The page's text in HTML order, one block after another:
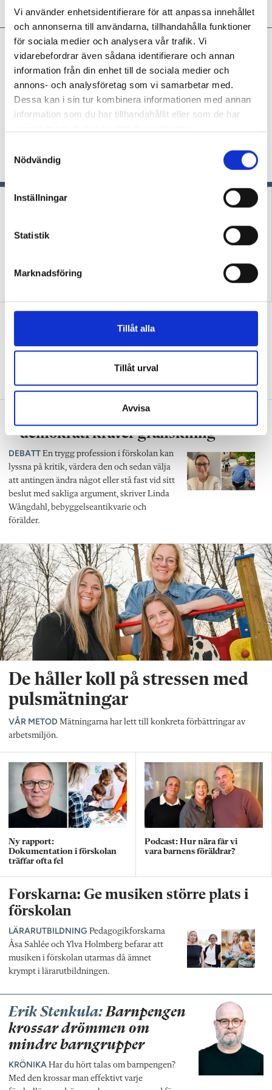
Vi använder enhetsidentifierare för att anpassa innehållet
och annonserna till användarna, tillhandahålla funktioner
för sociala medier och analysera vår trafik. Vi
vidarebefordrar även sådana identifierare och annan
information från din enhet till de sociala medier och
annons- och analysföretag som vi samarbetar med.
Dessa kan i sin tur kombinera informationen med annan
information som du har tillhandahållit eller som de har
Nödvändig
Inställningar
Statistik
Marknadsföring
Tillåt alla
Tillåt urval
Avvisa
Marie Eriksson:Ibland är
leken viktigare än att göra
det vi planerat
KRÖNIKASka vi kunna ge barnen tid, rum och
ro att hitta på lekar, experimentera och uppleva, i
Marie Eriksson.
Podcast: Hur skapar vi
Så skapar Anna band till naturen med
FOKUS
– demokrati kräver granskning”
DEBATT En trygg profession i förskolan kan
lyssna på kritik, värdera den och sedan välja
att antingen ändra något eller stå fast vid sitt
beslut med sakliga argument, skriver Linda
Wångdahl, bebyggelseantikvarie och
förälder.
De håller koll på stressen med
pulsmätningar
VÅR METOD Mätningarna har lett till konkreta förbättringar av
arbetsmiljön.
Ny rapport:
Dokumentation i förskolan
träffar ofta fel
Podcast: Hur nära får vi
vara barnens föräldrar?
Forskarna: Ge musiken större plats i
förskolan
LÄRARUTBILDNING Pedagogikforskarna
Åsa Sahlée och Ylva Holmberg befarar att
musiken i förskolan utarmas då ämnet
krympt i lärarutbildningen.
Erik Stenkula:Barnpengen
krossar drömmen om
mindre barngrupper
KRÖNIKA Har du hört talas om barnpengen?
Med den krossar man effektivt varje